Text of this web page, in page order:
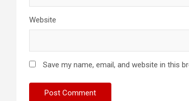
Website
Save my name, email, and website in this